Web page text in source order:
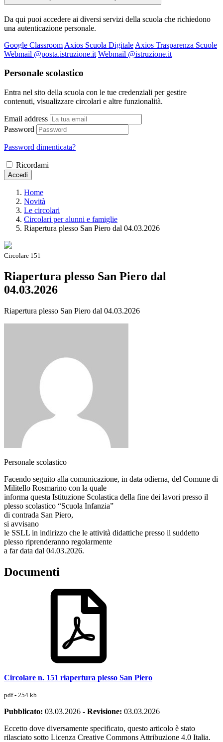
Da qui puoi accedere ai diversi servizi della scuola che richiedono
una autenticazione personale.
Google Classroom Axios Scuola Digitale Axios Trasparenza Scuole
Webmail @posta.istruzione.it Webmail @istruzione.it
Personale scolastico
Entra nel sito della scuola con le tue credenziali per gestire
contenuti, visualizzare circolari e altre funzionalità.
Email address
Password
Password dimenticata?
Ricordami
Accedi
Home
Novità
Le circolari
Circolari per alunni e famiglie
Riapertura plesso San Piero dal 04.03.2026
Circolare 151
Riapertura plesso San Piero dal
04.03.2026
Riapertura plesso San Piero dal 04.03.2026
Personale scolastico
Facendo seguito alla comunicazione, in data odierna, del Comune di
Militello Rosmarino con la quale
informa questa Istituzione Scolastica della fine dei lavori presso il
plesso scolastico “Scuola Infanzia”
di contrada San Piero,
si avvisano
le SSLL in indirizzo che le attività didattiche presso il suddetto
plesso riprenderanno regolarmente
a far data dal 04.03.2026.
Documenti
Circolare n. 151 riapertura plesso San Piero
pdf - 254 kb
Pubblicato: 03.03.2026 - Revisione: 03.03.2026
Eccetto dove diversamente specificato, questo articolo è stato
rilasciato sotto Licenza Creative Commons Attribuzione 4.0 Italia.